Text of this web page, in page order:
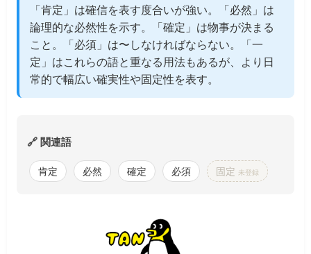
「肯定」は確信を表す度合いが強い。「必然」は
論理的な必然性を示す。「確定」は物事が決まる
こと。「必須」は〜しなければならない。「一
定」はこれらの語と重なる用法もあるが、より日
常的で幅広い確実性や固定性を表す。
🔗 関連語
肯定 必然 確定 必須 固定 未登録